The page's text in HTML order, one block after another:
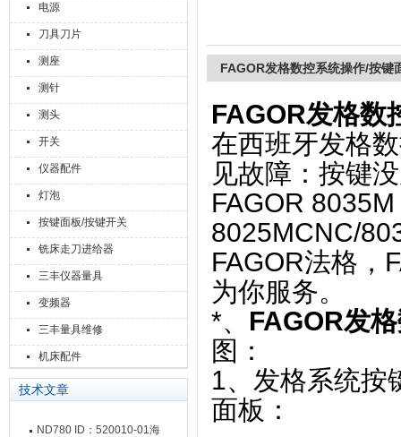
电源
刀具刀片
测座
测针
测头
开关
仪器配件
灯泡
按键面板/按键开关
铣床走刀进给器
三丰仪器量具
变频器
三丰量具维修
机床配件
技术文章
ND780 ID：520010-01海
FAGOR发格数控系统操作/按键
FAGOR发格数
在西班牙发格
见故障：按键
FAGOR
8025MCNC/
FAGOR法格，
为你服务。
*、 FAGOR发
图：
1、发格系统按
面板：